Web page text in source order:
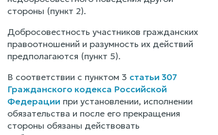
стороны (пункт 2).
Добросовестность участников гражданских
правоотношений и разумность их действий
предполагаются (пункт 5).
В соответствии с пунктом 3 статьи 307
Гражданского кодекса Российской
Федерации при установлении, исполнении
обязательства и после его прекращения
стороны обязаны действовать